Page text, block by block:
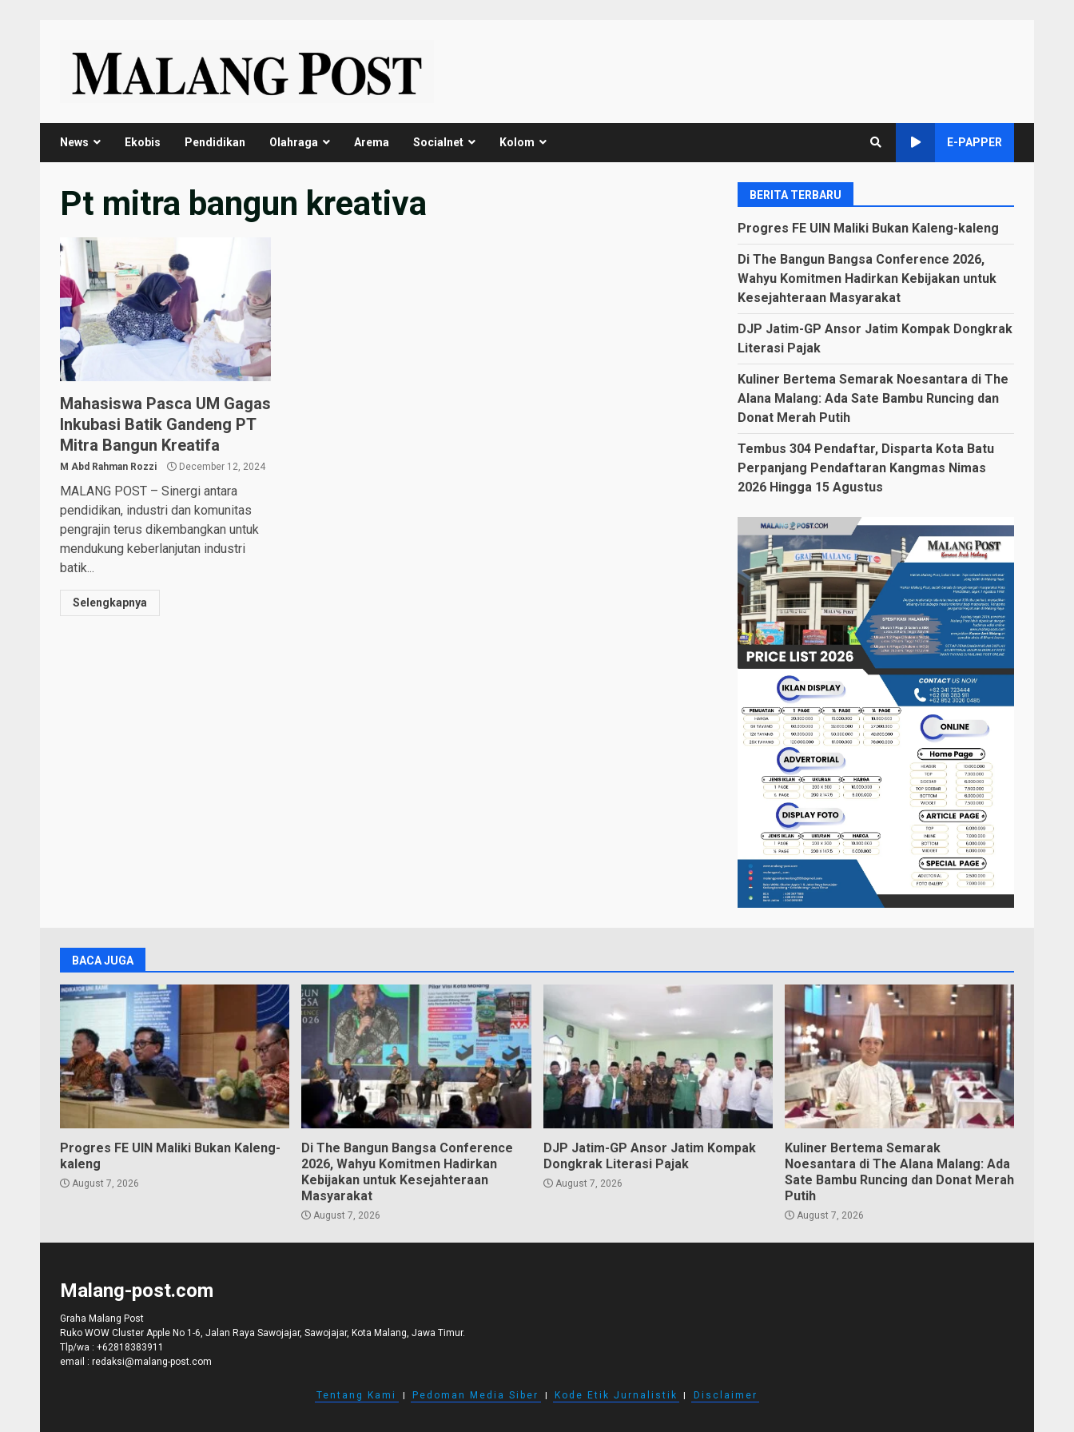
content
News Ekobis Pendidikan Olahraga Arema Socialnet Kolom E-PAPPER
Pt mitra bangun kreativa
Mahasiswa Pasca UM Gagas
Inkubasi Batik Gandeng PT
Mitra Bangun Kreatifa
M Abd Rahman Rozzi December 12, 2024
MALANG POST – Sinergi antara
pendidikan, industri dan komunitas
pengrajin terus dikembangkan untuk
mendukung keberlanjutan industri
batik...
Selengkapnya
BERITA TERBARU
Progres FE UIN Maliki Bukan Kaleng-kaleng
Di The Bangun Bangsa Conference 2026,
Wahyu Komitmen Hadirkan Kebijakan untuk
Kesejahteraan Masyarakat
DJP Jatim-GP Ansor Jatim Kompak Dongkrak
Literasi Pajak
Kuliner Bertema Semarak Noesantara di The
Alana Malang: Ada Sate Bambu Runcing dan
Donat Merah Putih
Tembus 304 Pendaftar, Disparta Kota Batu
Perpanjang Pendaftaran Kangmas Nimas
2026 Hingga 15 Agustus
BACA JUGA
Progres FE UIN Maliki Bukan Kaleng-
kaleng
August 7, 2026
Di The Bangun Bangsa Conference
2026, Wahyu Komitmen Hadirkan
Kebijakan untuk Kesejahteraan
Masyarakat
August 7, 2026
DJP Jatim-GP Ansor Jatim Kompak
Dongkrak Literasi Pajak
August 7, 2026
Kuliner Bertema Semarak
Noesantara di The Alana Malang: Ada
Sate Bambu Runcing dan Donat Merah
Putih
August 7, 2026
Malang-post.com
Graha Malang Post
Ruko WOW Cluster Apple No 1-6, Jalan Raya Sawojajar, Sawojajar, Kota Malang, Jawa Timur.
Tlp/wa : +62818383911
email : redaksi@malang-post.com
Tentang Kami I Pedoman Media Siber I Kode Etik Jurnalistik I Disclaimer